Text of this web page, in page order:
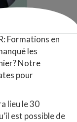
Formations en
les
Notre
pour
lieu le 30
est possible de